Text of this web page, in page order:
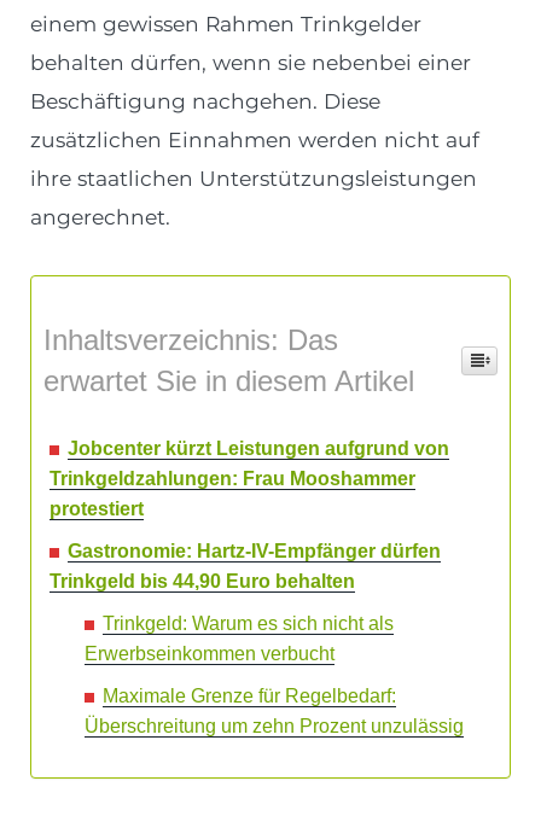
einem gewissen Rahmen Trinkgelder
behalten dürfen, wenn sie nebenbei einer
Beschäftigung nachgehen. Diese
zusätzlichen Einnahmen werden nicht auf
ihre staatlichen Unterstützungsleistungen
angerechnet.
Inhaltsverzeichnis: Das
erwartet Sie in diesem Artikel
Jobcenter kürzt Leistungen aufgrund von
Trinkgeldzahlungen: Frau Mooshammer
protestiert
Gastronomie: Hartz-IV-Empfänger dürfen
Trinkgeld bis 44,90 Euro behalten
Trinkgeld: Warum es sich nicht als
Erwerbseinkommen verbucht
Maximale Grenze für Regelbedarf:
Überschreitung um zehn Prozent unzulässig